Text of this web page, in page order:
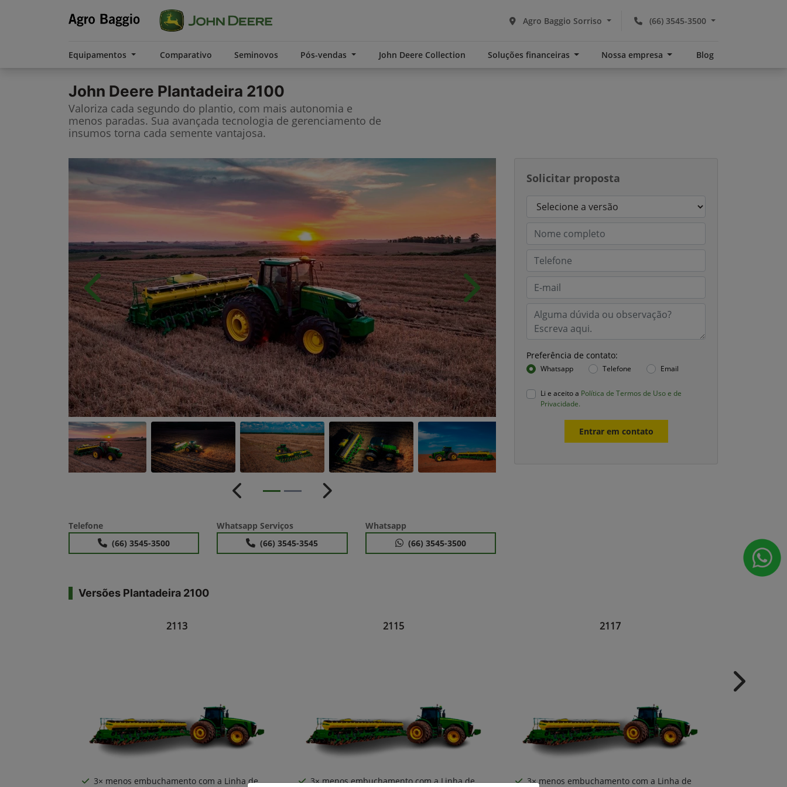
(66) 3545-3500
Agro Baggio Sorriso
Equipamentos Comparativo Seminovos Pós-vendas John Deere Collection Soluções financeiras Nossa empresa Blog
John Deere Plantadeira 2100
Valoriza cada segundo do plantio, com mais autonomia e
menos paradas. Sua avançada tecnologia de gerenciamento de
insumos torna cada semente vantajosa.
Solicitar proposta
Preferência de contato:
Whatsapp Telefone Email
Li e aceito a Política de Termos de Uso e de
Privacidade.
Entrar em contato
Anterior Próximo
Anterior Próximo
Telefone
(66) 3545-3500
Whatsapp Serviços
(66) 3545-3545
Whatsapp
(66) 3545-3500
Versões Plantadeira 2100
2113
3× menos embuchamento com a Linha de
2115
3× menos embuchamento com a Linha de
2117
3× menos embuchamento com a Linha de
Next